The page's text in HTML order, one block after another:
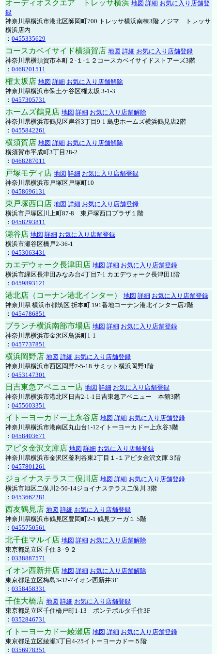
オーディオスクエア トレッサ横浜 地図 詳細 お気に入り店舗登
録
神奈川県横浜市港北区師岡町700 トレッサ横浜南棟3階 ノジマ トレッサ
横浜店内
： 0455335629
コースカベイサイド横須賀店 地図 詳細 お気に入り店舗登録
神奈川県横須賀市本町２-１-１２コースカベイサイドストアーズ3階
： 0468201511
権太坂店 地図 詳細 お気に入り店舗解除
神奈川県横浜市保土ケ谷区権太坂 3-1-3
： 0457305731
ホームズ鶴見店 地図 詳細 お気に入り店舗解除
神奈川県横浜市鶴見区岸谷3丁目9-1 島忠ホームズ横浜鶴見店2階
： 0455842261
横須賀店 地図 詳細 お気に入り店舗解除
横須賀市平成町3丁目28-2
： 0468287011
戸塚モディ店 地図 詳細 お気に入り店舗登録
神奈川県横浜市戸塚区戸塚町10
： 0458696131
東戸塚西口店 地図 詳細 お気に入り店舗登録
横浜市戸塚区川上町87-8 東戸塚西口プラザ１階
： 0458293811
瀬谷店 地図 詳細 お気に入り店舗登録
横浜市瀬谷区橋戸2-36-1
： 0453063431
カエデウォーク長津田店 地図 詳細 お気に入り店舗登録
横浜市緑区長津田みなみ台4丁目7-1 カエデウォーク長津田1階
： 0459893121
港北店（コーナン港北インター） 地図 詳細 お気に入り店舗登録
神奈川県 横浜市都筑区 折本町 191番地コーナン港北インター店2階
： 0454786851
ブランチ横浜南部市場店 地図 詳細 お気に入り店舗登録
神奈川県横浜市金沢区鳥浜町1-1
： 0457737851
横浜岡野店 地図 詳細 お気に入り店舗登録
神奈川県横浜市西区岡野2-5-18 サミット横浜岡野1階
： 0453147301
日吉東急アベニュー店 地図 詳細 お気に入り店舗登録
神奈川県横浜市港北区日吉2-1-1日吉東急アベニュー 本館3階
： 0455603351
イトーヨーカドー上永谷店 地図 詳細 お気に入り店舗登録
神奈川県横浜市港南区丸山台1-12イトーヨーカドー上永谷3階
： 0458403671
アピタ金沢文庫店 地図 詳細 お気に入り店舗登録
神奈川県横浜市金沢区釜利谷東2丁目１-１アピタ金沢文庫３階
： 0457801261
ジョイナステラス二俣川店 地図 詳細 お気に入り店舗登録
横浜市旭区二俣川2-50-14ジョイナステラス二俣川 3階
： 0453662281
西友鶴見店 地図 詳細 お気に入り店舗登録
神奈川県横浜市鶴見区豊岡町2-1 鶴見フーガ１ 5階
： 0455750561
北千住マルイ店 地図 詳細 お気に入り店舗解除
東京都足立区千住３-９２
： 0338887571
イオン西新井店 地図 詳細 お気に入り店舗解除
東京都足立区梅島3-32-7イオン西新井3F
： 0358458331
千住大橋店 地図 詳細 お気に入り店舗登録
東京都足立区千住橋戸町1-13 ポンテポルタ千住3F
： 0352846731
イトーヨーカドー綾瀬店 地図 詳細 お気に入り店舗登録
東京都足立区綾瀬3丁目4-25イトーヨーカドー５階
： 0356978351